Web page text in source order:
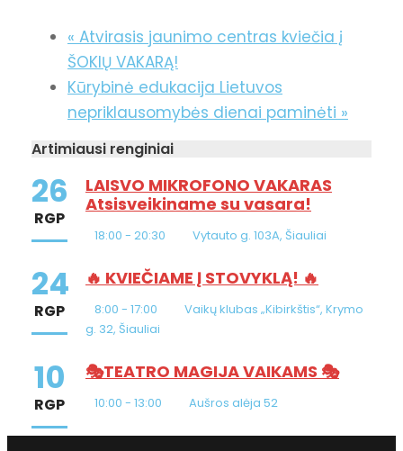
« Atvirasis jaunimo centras kviečia į
ŠOKIŲ VAKARĄ!
Kūrybinė edukacija Lietuvos
nepriklausomybės dienai paminėti »
Artimiausi renginiai
26
RGP
LAISVO MIKROFONO VAKARAS
Atsisveikiname su vasara!
18:00 - 20:30 Vytauto g. 103A, Šiauliai
24
RGP
🔥 KVIEČIAME Į STOVYKLĄ! 🔥
8:00 - 17:00
Vaikų klubas „Kibirkštis“, Krymo
g. 32, Šiauliai
10
RGP
🎭TEATRO MAGIJA VAIKAMS 🎭
10:00 - 13:00 Aušros alėja 52